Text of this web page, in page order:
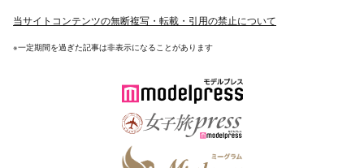
当サイトコンテンツの無断複写・転載・引用の禁止について
※一定期間を過ぎた記事は非表示になることがあります